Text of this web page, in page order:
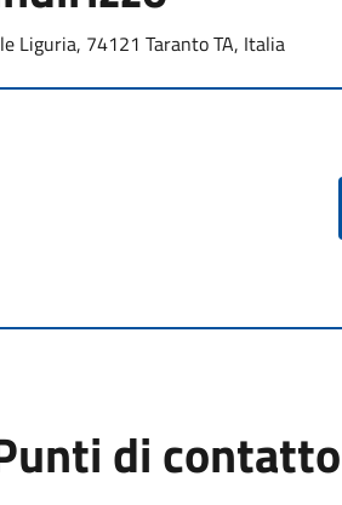
Liguria, 74121 Taranto TA, Italia
di contatto